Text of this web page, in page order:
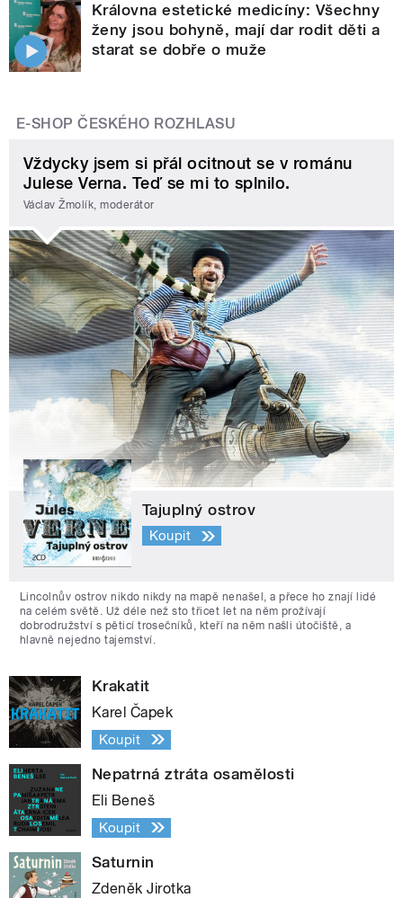
Královna estetické medicíny: Všechny
ženy jsou bohyně, mají dar rodit děti a
starat se dobře o muže
E-SHOP ČESKÉHO ROZHLASU
Vždycky jsem si přál ocitnout se v románu
Julese Verna. Teď se mi to splnilo.
Václav Žmolík, moderátor
Tajuplný ostrov
Koupit
Lincolnův ostrov nikdo nikdy na mapě nenašel, a přece ho znají lidé
na celém světě. Už déle než sto třicet let na něm prožívají
dobrodružství s pěticí trosečníků, kteří na něm našli útočiště, a
hlavně nejedno tajemství.
Krakatit
Karel Čapek
Koupit
Nepatrná ztráta osamělosti
Eli Beneš
Koupit
Saturnin
Zdeněk Jirotka